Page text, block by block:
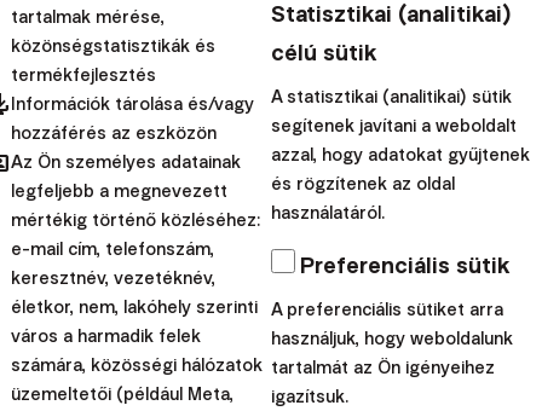
elodázza döntés...
Kasík
21. július
2023
Befektetési iskola
A piaci kockázattól
végképp nem kell
A növekedés az egyik
legtermészetesebb
tartalmak mérése,
közönségstatisztikák és
termékfejlesztés
Információk tárolása és/vagy
hozzáférés az eszközön
Az Ön személyes adatainak
legfeljebb a megnevezett
mértékig történő közléséhez:
e-mail cím, telefonszám,
keresztnév, vezetéknév,
életkor, nem, lakóhely szerinti
város a harmadik felek
számára, közösségi hálózatok
üzemeltetői (például Meta,
Statisztikai (analitikai)
célú sütik
A statisztikai (analitikai) sütik
segítenek javítani a weboldalt
azzal, hogy adatokat gyűjtenek
és rögzítenek az oldal
használatáról.
Preferenciális sütik
A preferenciális sütiket arra
használjuk, hogy weboldalunk
tartalmát az Ön igényeihez
igazítsuk.